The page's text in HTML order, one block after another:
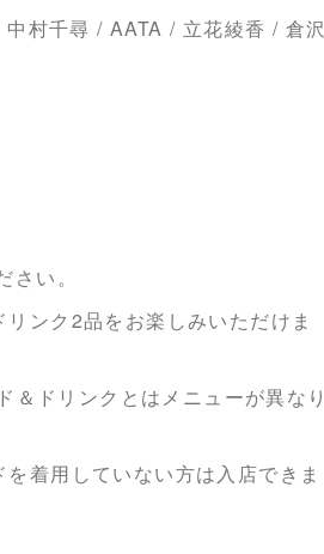
村千尋 / AATA / 立花綾香 / 倉沢
い。
ンク2品をお楽しみいただけま
ドリンクとはメニューが異なり
着用していない方は入店できま